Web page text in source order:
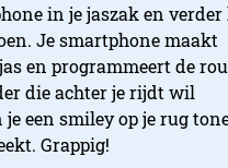
in je jaszak en verder
Je smartphone maakt
en programmeert de
die achter je rijdt wil
een smiley op je rug
Grappig!